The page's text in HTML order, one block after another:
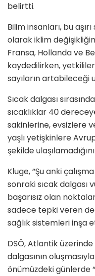
belirtti.
Bilim insanları, bu
olarak iklim
Fransa, Hollanda ve
kaydedilirken,
sayıların artabileceği
Sıcak dalgası
sıcaklıklar 40
sakinlerine, evsizlere
yaşlı yetişkinlere
şekilde
Kluge, “Şu anki
sonraki sıcak
başarısız olan
sadece tepki veren
sağlık sistemleri inşa
DSÖ, Atlantik
dalgasının
önümüzdeki günlerde